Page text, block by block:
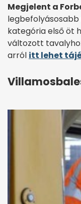
Megjelent a
kategória első öt
változott
arról itt lehet